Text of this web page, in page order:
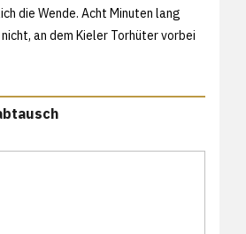
die Wende. Acht Minuten lang
an dem Kieler Torhüter vorbei